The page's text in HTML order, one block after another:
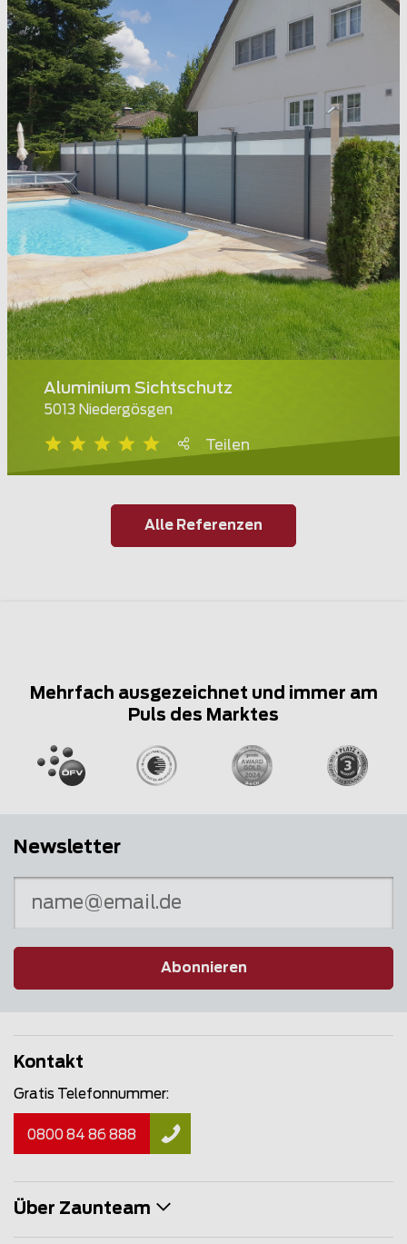
Aluminium Sichtschutz
5013 Niedergösgen
Teilen
Alle Referenzen
Mehrfach ausgezeichnet und immer am
Puls des Marktes
Newsletter
Abonnieren
Kontakt
Gratis Telefonnummer:
0800 84 86 888
Über Zaunteam